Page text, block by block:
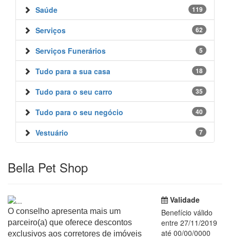
119
Saúde
62
Serviços
5
Serviços Funerários
18
Tudo para a sua casa
35
Tudo para o seu carro
40
Tudo para o seu negócio
7
Vestuário
Bella Pet Shop
O conselho apresenta mais um
parceiro(a) que oferece descontos
exclusivos aos corretores de imóveis
Validade
Benefício válido
entre 27/11/2019
até 00/00/0000